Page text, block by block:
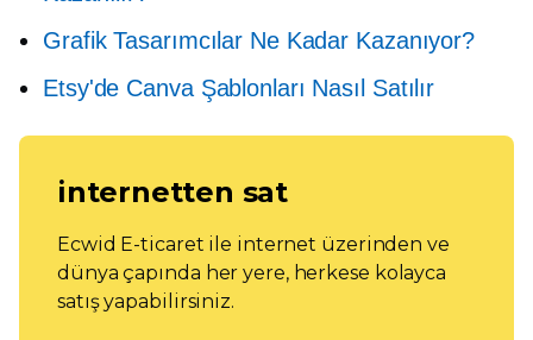
Grafik Tasarımcılar Ne Kadar Kazanıyor?
Etsy'de Canva Şablonları Nasıl Satılır
internetten sat
Ecwid E-ticaret ile internet üzerinden ve
dünya çapında her yere, herkese kolayca
satış yapabilirsiniz.